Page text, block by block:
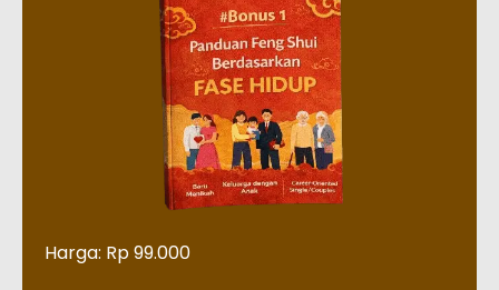
Harga: Rp 99.000